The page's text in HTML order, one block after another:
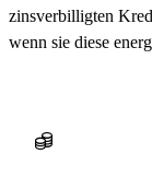
zinsverbilligten
wenn sie diese